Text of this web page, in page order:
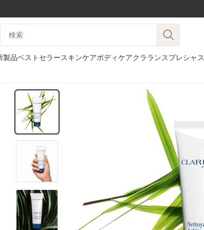
コンテンツへ移動
検索候補
製品ベストセラースキンケアボディケアクラランスプレシャス